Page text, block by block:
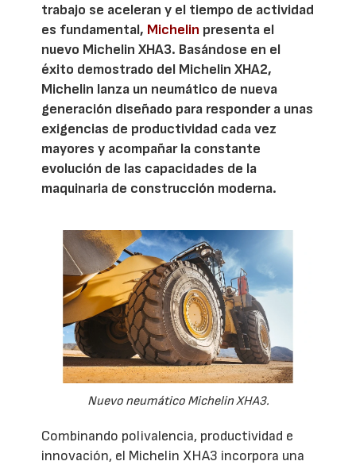
trabajo se aceleran y el tiempo de actividad
es fundamental, Michelin presenta el
nuevo Michelin XHA3. Basándose en el
éxito demostrado del Michelin XHA2,
Michelin lanza un neumático de nueva
generación diseñado para responder a unas
exigencias de productividad cada vez
mayores y acompañar la constante
evolución de las capacidades de la
maquinaria de construcción moderna.
Nuevo neumático Michelin XHA3.
Combinando polivalencia, productividad e
innovación, el Michelin XHA3 incorpora una